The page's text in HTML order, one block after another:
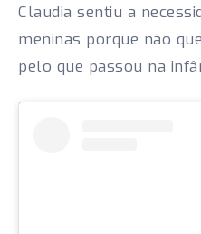
Claudia sentiu a
meninas porque não
pelo que passou na